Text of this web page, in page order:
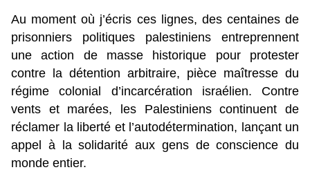
Au moment où j’écris ces lignes, des centaines de
prisonniers politiques palestiniens entreprennent
une action de masse historique pour protester
contre la détention arbitraire, pièce maîtresse du
régime colonial d’incarcération israélien. Contre
vents et marées, les Palestiniens continuent de
réclamer la liberté et l’autodétermination, lançant un
appel à la solidarité aux gens de conscience du
monde entier.